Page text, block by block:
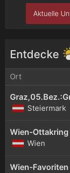
Aktuelle
Entdecke
Ort
Steiermark
Wien-Ottakring
Wien
Wien-Favoriten